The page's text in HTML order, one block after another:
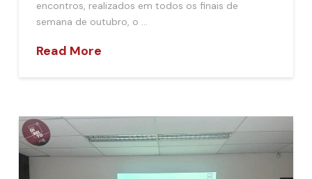
encontros, realizados em todos os finais de
semana de outubro, o …
Read More